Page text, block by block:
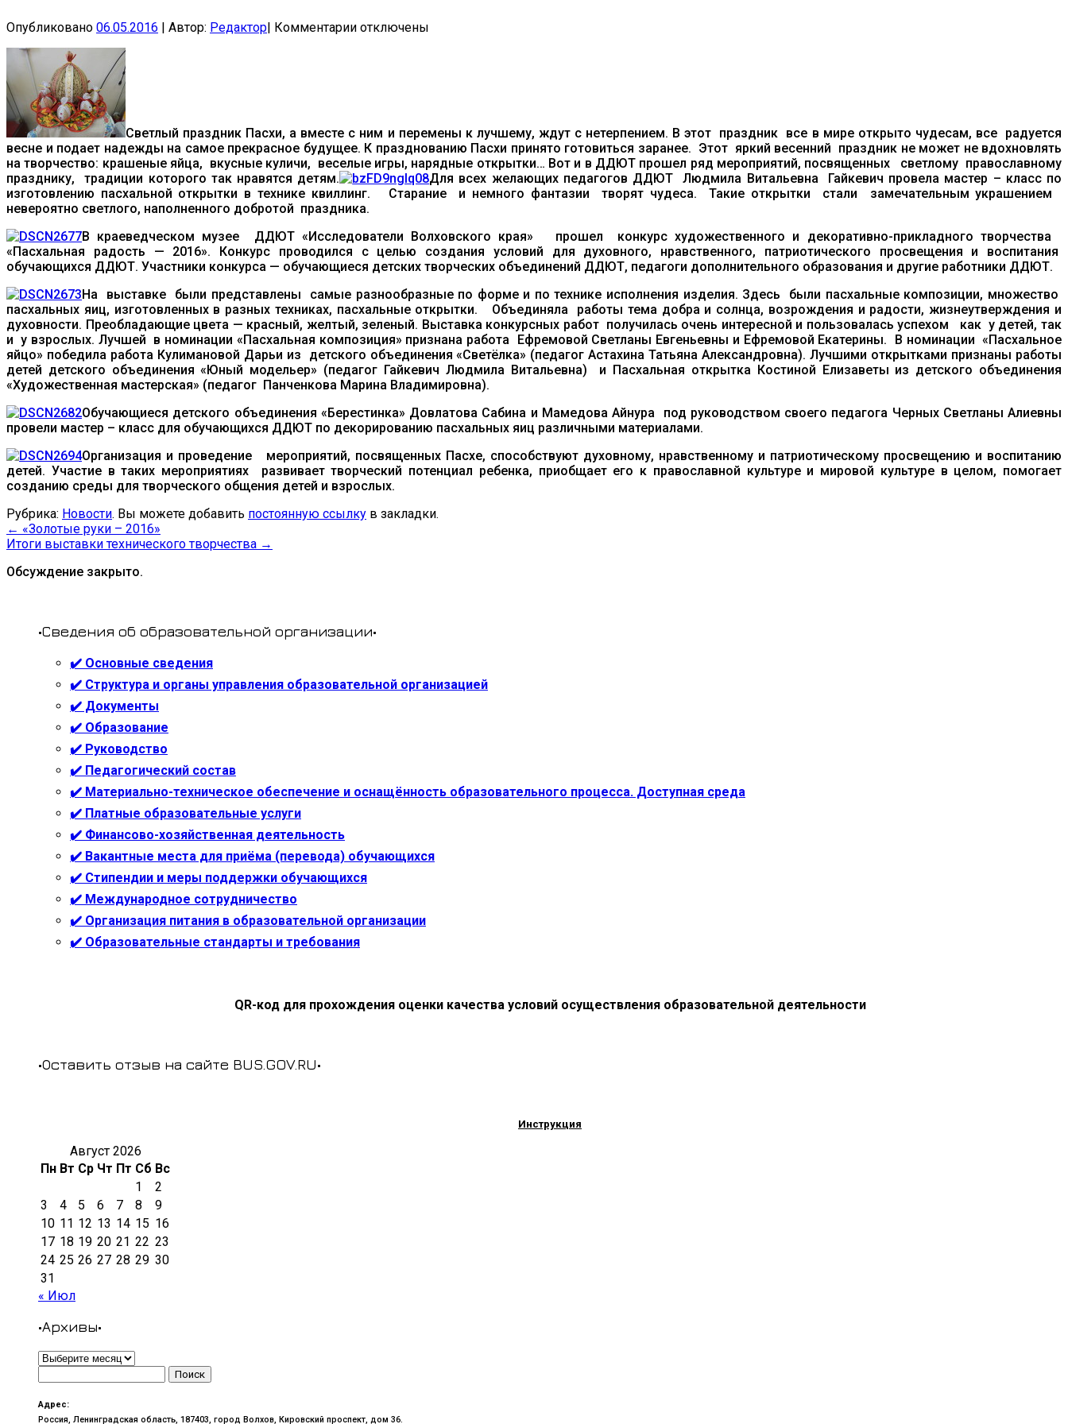
Опубликовано 06.05.2016 | Автор: Редактор| Комментариикотключены
Светлый праздник Пасхи, а вместе с ним и перемены к лучшему, ждут с нетерпением. В этот праздник все в мире открыто чудесам, все радуется
весне и подает надежды на самое прекрасное будущее. К празднованию Пасхи принято готовиться заранее. Этот яркий весенний праздник не может не вдохновлять
на творчество: крашеные яйца, вкусные куличи, веселые игры, нарядные открытки… Вот и в ДДЮТ прошел ряд мероприятий, посвященных светлому православному
празднику, традиции которого так нравятся детям.
Для всех желающих педагогов ДДЮТ Людмила Витальевна Гайкевич провела мастер – класс по
изготовлению пасхальной открытки в технике квиллинг. Старание и немного фантазии творят чудеса. Такие открытки стали замечательным украшением
невероятно светлого, наполненного добротой праздника.
В краеведческом музее ДДЮТ «Исследователи Волховского края» прошел конкурс художественного и декоративно-прикладного творчества
«Пасхальная радость — 2016». Конкурс проводился с целью создания условий для духовного, нравственного, патриотического просвещения и воспитания
обучающихся ДДЮТ. Участники конкурса — обучающиеся детских творческих объединений ДДЮТ, педагоги дополнительного образования и другие работники ДДЮТ.
На выставке были представлены самые разнообразные по форме и по технике исполнения изделия. Здесь были пасхальные композиции, множество
пасхальных яиц, изготовленных в разных техниках, пасхальные открытки. Объединяла работы тема добра и солнца, возрождения и радости, жизнеутверждения и
духовности. Преобладающие цвета — красный, желтый, зеленый. Выставка конкурсных работ получилась очень интересной и пользовалась успехом как у детей, так
и у взрослых. Лучшей в номинации «Пасхальная композиция» признана работа Ефремовой Светланы Евгеньевны и Ефремовой Екатерины. В номинации «Пасхальное
яйцо» победила работа Кулимановой Дарьи из детского объединения «Светёлка» (педагог Астахина Татьяна Александровна). Лучшими открытками признаны работы
детей детского объединения «Юный модельер» (педагог Гайкевич Людмила Витальевна) и Пасхальная открытка Костиной Елизаветы из детского объединения
«Художественная мастерская» (педагог Панченкова Марина Владимировна).
Обучающиеся детского объединения «Берестинка» Довлатова Сабина и Мамедова Айнура под руководством своего педагога Черных Светланы Алиевны
провели мастер – класс для обучающихся ДДЮТ по декорированию пасхальных яиц различными материалами.
Организация и проведение мероприятий, посвященных Пасхе, способствуют духовному, нравственному и патриотическому просвещению и воспитанию
детей. Участие в таких мероприятиях развивает творческий потенциал ребенка, приобщает его к православной культуре и мировой культуре в целом, помогает
созданию среды для творческого общения детей и взрослых.
Рубрика: Новости. Вы можете добавить постоянную ссылку в закладки.
← «Золотые руки – 2016»
Итоги выставки технического творчества →
Обсуждение закрыто.
•Сведения об образовательной организации•
✔️ Основные сведения
✔️ Структура и органы управления образовательной организацией
✔️ Документы
✔️ Образование
✔️ Руководство
✔️ Педагогический состав
✔️ Материально-техническое обеспечение и оснащённость образовательного процесса. Доступная среда
✔️ Платные образовательные услуги
✔️ Финансово-хозяйственная деятельность
✔️ Вакантные места для приёма (перевода) обучающихся
✔️ Стипендии и меры поддержки обучающихся
✔️ Международное сотрудничество
✔️ Организация питания в образовательной организации
✔️ Образовательные стандарты и требования
QR-код для прохождения оценки качества условий осуществления образовательной деятельности
•Оставить отзыв на сайте BUS.GOV.RU•
Инструкция
Август 2026
Пн Вт Ср Чт Пт Сб Вс
1
2
3
4 5 6 7 8
9
10 11 12 13 14 15 16
17 18 19 20 21 22 23
24 25 26 27 28 29 30
31
« Июл
•Архивы•
•Архивы•
Адрес:
Россия, Ленинградская область, 187403, город Волхов, Кировский проспект, дом 36.